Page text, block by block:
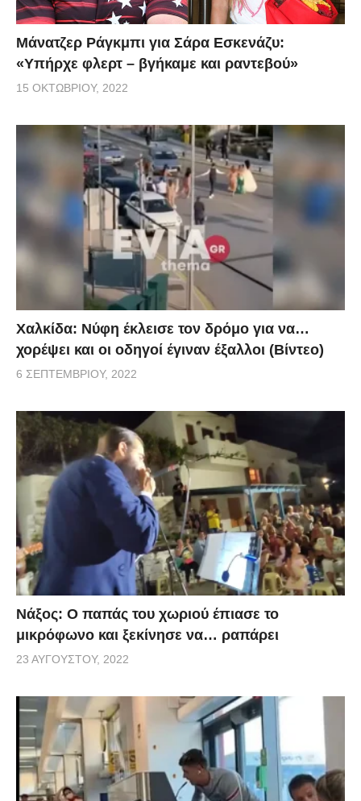
Μάνατζερ Ράγκμπι για Σάρα Εσκενάζυ:
«Υπήρχε φλερτ – βγήκαμε και ραντεβού»
15 ΟΚΤΩΒΡΊΟΥ, 2022
Χαλκίδα: Νύφη έκλεισε τον δρόμο για να…
χορέψει και οι οδηγοί έγιναν έξαλλοι (Βίντεο)
6 ΣΕΠΤΕΜΒΡΊΟΥ, 2022
Νάξος: Ο παπάς του χωριού έπιασε το
μικρόφωνο και ξεκίνησε να… ραπάρει
23 ΑΥΓΟΎΣΤΟΥ, 2022